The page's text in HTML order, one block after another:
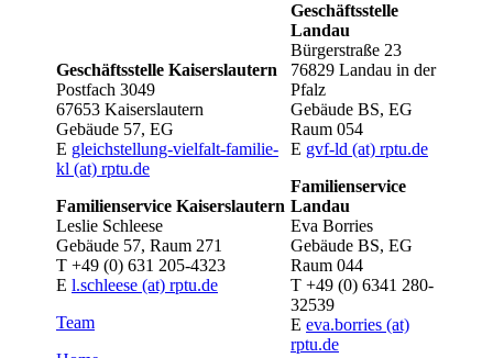
Geschäftsstelle Kaiserslautern
Postfach 3049
67653 Kaiserslautern
Gebäude 57, EG
E gleichstellung-vielfalt-familie-
kl (at) rptu.de
Familienservice Kaiserslautern
Leslie Schleese
Gebäude 57, Raum 271
T +49 (0) 631 205-4323
E l.schleese (at) rptu.de
Team
Geschäftsstelle
Landau
Bürgerstraße 23
76829 Landau in der
Pfalz
Gebäude BS, EG
Raum 054
E gvf-ld (at) rptu.de
Familienservice
Landau
Eva Borries
Gebäude BS, EG
Raum 044
T +49 (0) 6341 280-
32539
E eva.borries (at)
rptu.de